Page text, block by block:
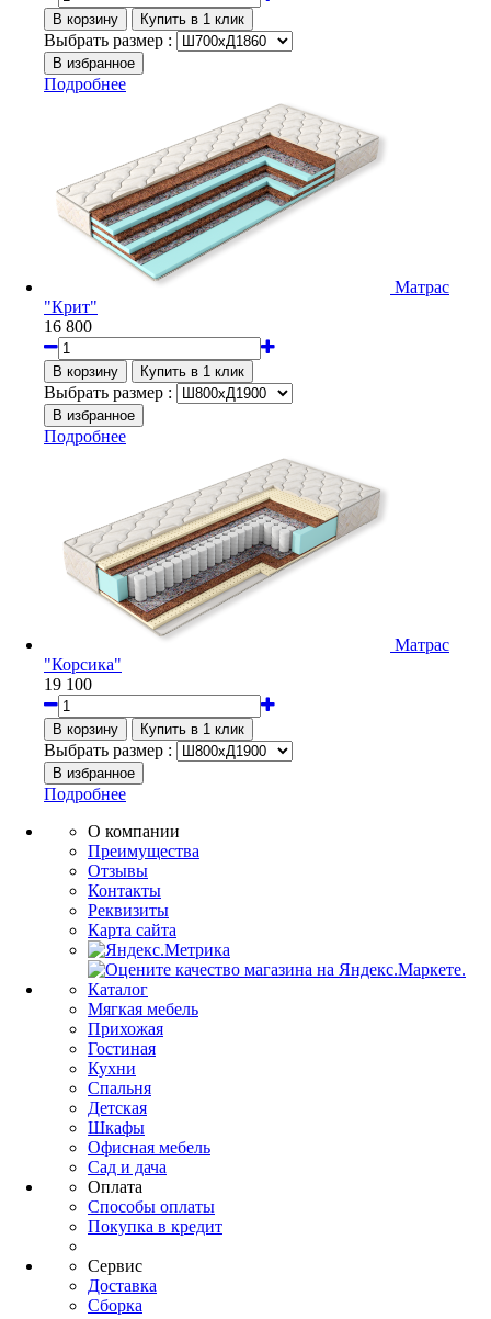
Выбрать размер :
Подробнее
Матрас
"Крит"
16 800
Выбрать размер :
Подробнее
Матрас
"Корсика"
19 100
Выбрать размер :
Подробнее
О компании
Преимущества
Отзывы
Контакты
Реквизиты
Карта сайта
Каталог
Мягкая мебель
Прихожая
Гостиная
Кухни
Спальня
Детская
Шкафы
Офисная мебель
Сад и дача
Оплата
Способы оплаты
Покупка в кредит
Сервис
Доставка
Сборка